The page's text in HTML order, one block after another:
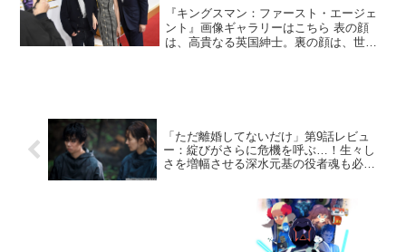
は？
『キングスマン：ファースト・エージェ
ント』画像ギャラリーはこちら 表の顔
は、高貴なる英国紳士。裏の顔は、世界
「ただ離婚してないだけ」第9話レビュ
ー：綻びがさらに危機を呼ぶ…！生々し
さを増幅させる深水元基の役者魂も必見